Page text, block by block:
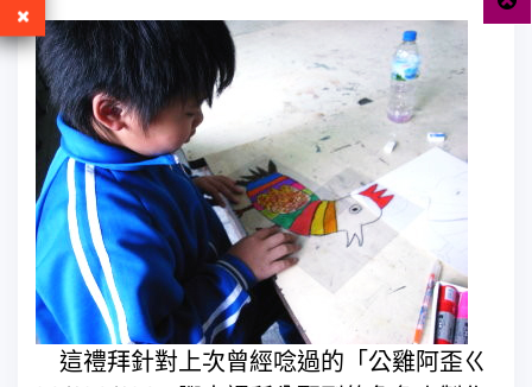
這禮拜針對上次曾經唸過的「公雞阿歪ㄍ